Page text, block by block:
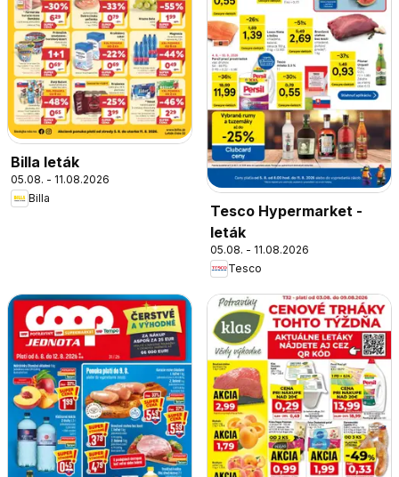
Billa leták
05.08. - 11.08.2026
Billa
Tesco Hypermarket -
leták
05.08. - 11.08.2026
Tesco